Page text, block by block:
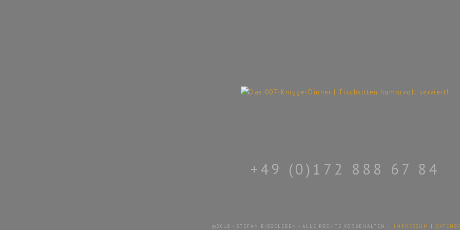
+49 (0)172 888 67 84
©2018 - STEFAN BIGGELEBEN - ALLE RECHTE VORBEHALTEN. | IMPRESSUM |